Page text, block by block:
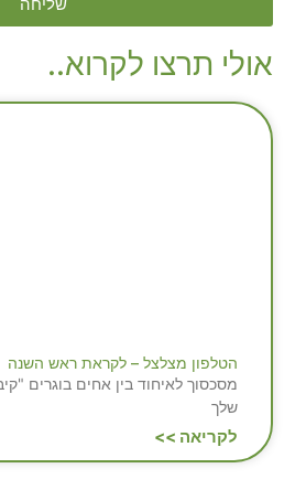
אולי תרצו לקרוא..
הטלפון מצלצל – לקראת ראש השנה
מסכסוך לאיחוד בין אחים בוגרים
שלך
לקריאה >>